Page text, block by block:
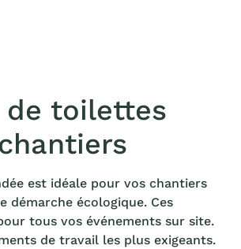
de toilettes
est idéale pour vos chantiers
écologique. Ces
tous vos événements sur site.
de travail les plus exigeants.